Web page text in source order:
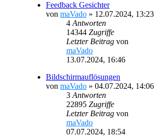
Feedback Gesichter
von maVado » 12.07.2024, 13:23
4 Antworten
14344 Zugriffe
Letzter Beitrag von
maVado
13.07.2024, 16:46
Bildschirmauflösungen
von maVado » 04.07.2024, 14:06
3 Antworten
22895 Zugriffe
Letzter Beitrag von
maVado
07.07.2024, 18:54